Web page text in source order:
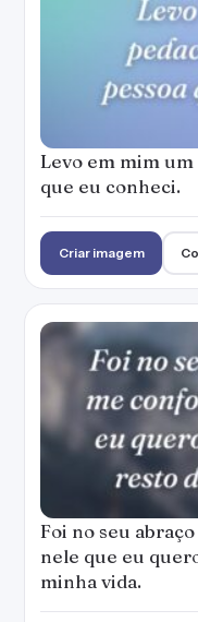
Levo em mim um
que eu conheci.
Criar imagem
Foi no seu
nele que eu
minha vida.